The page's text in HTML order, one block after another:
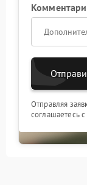
Отправляя
соглашаетесь с